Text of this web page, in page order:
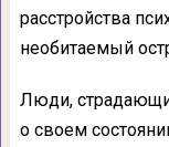
расстройства
необитаемый
Люди,
о своем